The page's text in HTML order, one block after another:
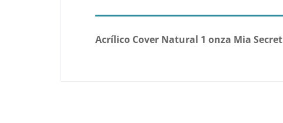
Acrílico Cover Natural 1 onza Mia Secret